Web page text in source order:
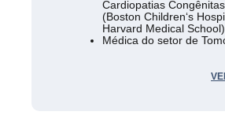
Cardiopatias Congênitas
(Boston Children‘s
Harvard Medical
Médica do setor de
Hospital Sírio Libanês.